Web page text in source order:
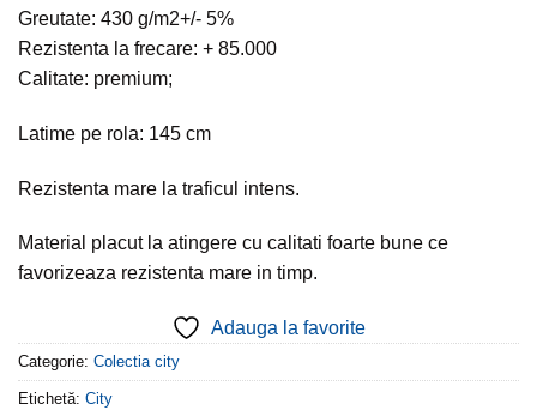
Greutate: 430 g/m2+/- 5%
Rezistenta la frecare: + 85.000
Calitate: premium;
Latime pe rola: 145 cm
Rezistenta mare la traficul intens.
Material placut la atingere cu calitati foarte bune ce
favorizeaza rezistenta mare in timp.
Adauga la favorite
Categorie: Colectia city
Etichetă: City